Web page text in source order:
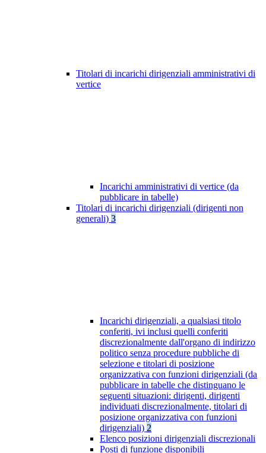
Titolari di incarichi dirigenziali amministrativi di
vertice
Incarichi amministrativi di vertice (da
pubblicare in tabelle)
Titolari di incarichi dirigenziali (dirigenti non
generali) 3
Incarichi dirigenziali, a qualsiasi titolo
conferiti, ivi inclusi quelli conferiti
discrezionalmente dall'organo di indirizzo
politico senza procedure pubbliche di
selezione e titolari di posizione
organizzativa con funzioni dirigenziali (da
pubblicare in tabelle che distinguano le
seguenti situazioni: dirigenti, dirigenti
individuati discrezionalmente, titolari di
posizione organizzativa con funzioni
dirigenziali) 2
Elenco posizioni dirigenziali discrezionali
Posti di funzione disponibili